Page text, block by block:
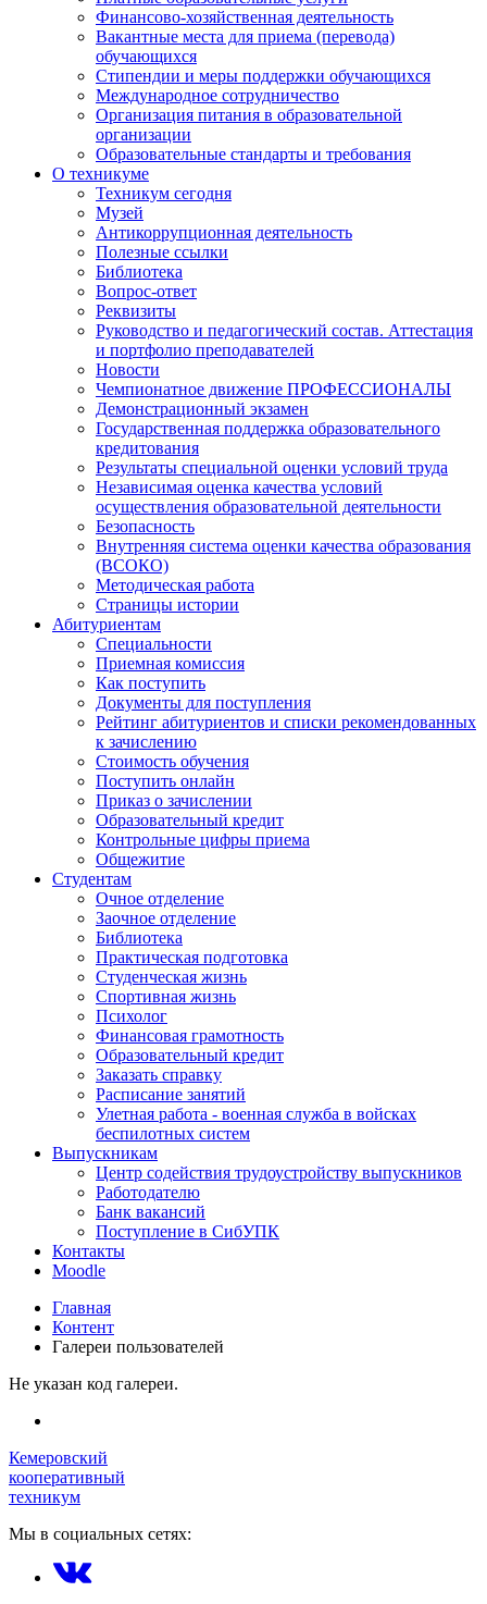
Финансово-хозяйственная деятельность
Вакантные места для приема (перевода)
обучающихся
Стипендии и меры поддержки обучающихся
Международное сотрудничество
Организация питания в образовательной
организации
Образовательные стандарты и требования
О техникуме
Техникум сегодня
Музей
Антикоррупционная деятельность
Полезные ссылки
Библиотека
Вопрос-ответ
Реквизиты
Руководство и педагогический состав. Аттестация
и портфолио преподавателей
Новости
Чемпионатное движение ПРОФЕССИОНАЛЫ
Демонстрационный экзамен
Государственная поддержка образовательного
кредитования
Результаты специальной оценки условий труда
Независимая оценка качества условий
осуществления образовательной деятельности
Безопасность
Внутренняя система оценки качества образования
(ВСОКО)
Методическая работа
Страницы истории
Абитуриентам
Специальности
Приемная комиссия
Как поступить
Документы для поступления
Рейтинг абитуриентов и списки рекомендованных
к зачислению
Стоимость обучения
Поступить онлайн
Приказ о зачислении
Образовательный кредит
Контрольные цифры приема
Общежитие
Студентам
Очное отделение
Заочное отделение
Библиотека
Практическая подготовка
Студенческая жизнь
Спортивная жизнь
Психолог
Финансовая грамотность
Образовательный кредит
Заказать справку
Расписание занятий
Улетная работа - военная служба в войсках
беспилотных систем
Выпускникам
Центр содействия трудоустройству выпускников
Работодателю
Банк вакансий
Поступление в СибУПК
Контакты
Moodle
Главная
Контент
Галереи пользователей
Не указан код галереи.
Кемеровский
кооперативный
техникум
Мы в социальных сетях: